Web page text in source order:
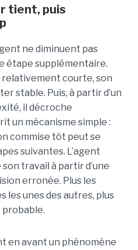
tient, puis
ne diminuent pas
étape supplémentaire.
relativement courte, son
stable. Puis, à partir d’un
il décroche
un mécanisme simple :
commise tôt peut se
suivantes. L’agent
travail à partir d’une
erronée. Plus les
les unes des autres, plus
en avant un phénomène